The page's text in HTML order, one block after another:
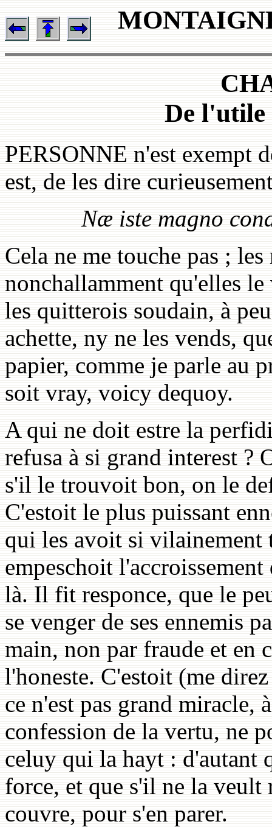
De l'utile
PERSONNE n'est exempt
est, de les dire
Næ iste magno
Cela ne me touche pas ;
nonchallamment qu'elles
les quitterois soudain, à
achette, ny ne les vends,
papier, comme je parle au
soit vray, voicy dequoy.
A qui ne doit estre la
refusa à si grand interest ?
s'il le trouvoit bon, on le
C'estoit le plus puissant
qui les avoit si vilainement
empeschoit
là. Il fit responce, que le
se venger de ses ennemis
main, non par fraude et en
l'honeste. C'estoit (me
ce n'est pas grand miracle,
confession de la vertu, ne
celuy qui la hayt : d'autant
force, et que s'il ne la veult
couvre, pour s'en parer.